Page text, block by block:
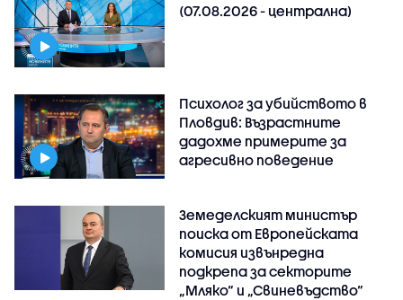
(07.08.2026 - централна)
Психолог за убийството в
Пловдив: Възрастните
дадохме примерите за
агресивно поведение
Земеделският министър
поиска от Европейската
комисия извънредна
подкрепа за секторите
„Мляко“ и „Свиневъдство“